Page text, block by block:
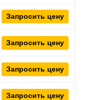
Запросить цену
Запросить цену
Запросить цену
Запросить цену